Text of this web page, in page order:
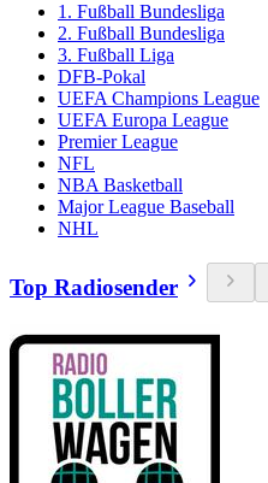
1. Fußball Bundesliga
2. Fußball Bundesliga
3. Fußball Liga
DFB-Pokal
UEFA Champions League
UEFA Europa League
Premier League
NFL
NBA Basketball
Major League Baseball
NHL
Top Radiosender